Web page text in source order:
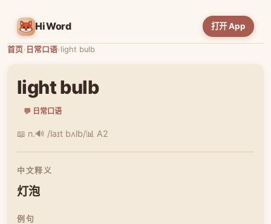
HiWord 打开 App
首页› 日常口语›light bulb
light bulb
💬 日常口语
📖 n.🔊 /laɪt bʌlb/📊 A2
中文释义
灯泡
例句